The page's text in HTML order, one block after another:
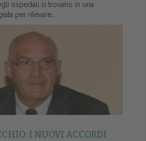
ospedali si trovano in una
per rilevare...
I NUOVI ACCORDI